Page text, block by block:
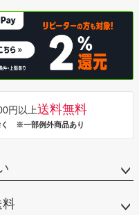
円以上送料無料
く ※一部例外商品あり
料